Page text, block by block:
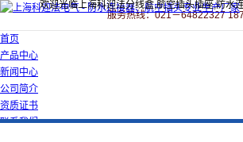
欢迎光临上海科迎法分线盒,航空插头插座,防水
服务热线：021－64822327
首页
产品中心
新闻中心
公司简介
资质证书
联系我们